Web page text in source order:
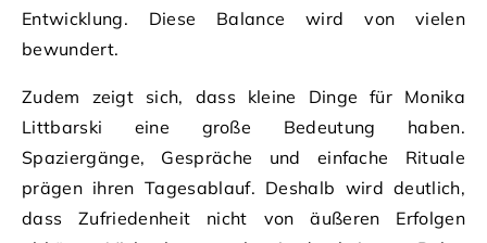
Entwicklung. Diese Balance wird von vielen
bewundert.
Zudem zeigt sich, dass kleine Dinge für Monika
Littbarski eine große Bedeutung haben.
Spaziergänge, Gespräche und einfache Rituale
prägen ihren Tagesablauf. Deshalb wird deutlich,
dass Zufriedenheit nicht von äußeren Erfolgen